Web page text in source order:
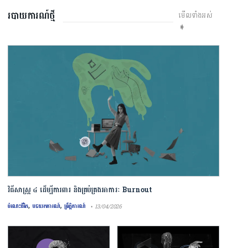
របាយការណ៍ថ្មី
មើលទាំងអស់
➧
វិធីសាស្រ្ត ៤ ​ដើម្បី​ការពារ និងគ្រប់គ្រង​អាការៈ Burnout
ចំណេះជីវិត, បទយកការណ៍, ព្រឹត្តិការណ៍ • 13/04/2026